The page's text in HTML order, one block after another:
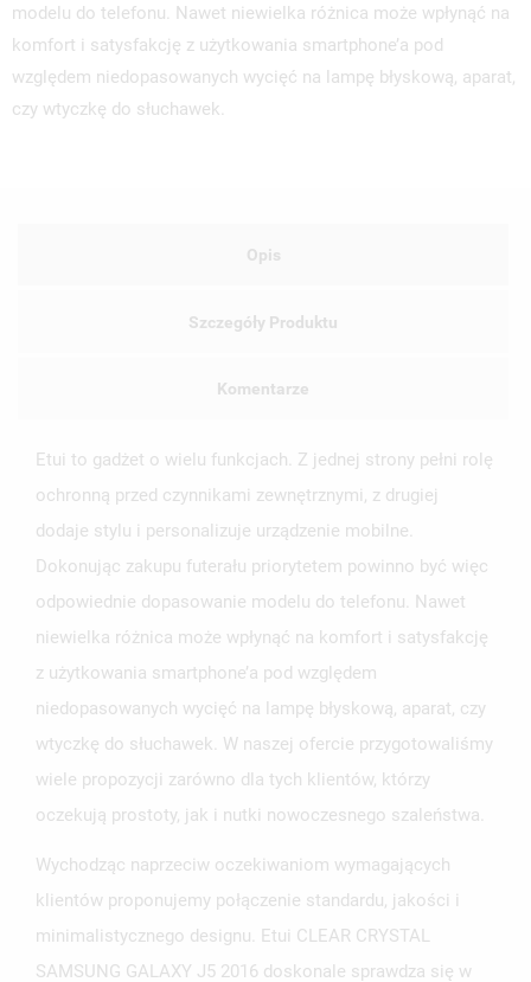
modelu do telefonu. Nawet niewielka różnica może wpłynąć na
komfort i satysfakcję z użytkowania smartphone’a pod
względem niedopasowanych wycięć na lampę błyskową, aparat,
czy wtyczkę do słuchawek.
Opis
Szczegóły Produktu
Komentarze
Etui to gadżet o wielu funkcjach. Z jednej strony pełni rolę
ochronną przed czynnikami zewnętrznymi, z drugiej
dodaje stylu i personalizuje urządzenie mobilne.
Dokonując zakupu futerału priorytetem powinno być więc
odpowiednie dopasowanie modelu do telefonu. Nawet
niewielka różnica może wpłynąć na komfort i satysfakcję
z użytkowania smartphone’a pod względem
niedopasowanych wycięć na lampę błyskową, aparat, czy
wtyczkę do słuchawek. W naszej ofercie przygotowaliśmy
wiele propozycji zarówno dla tych klientów, którzy
oczekują prostoty, jak i nutki nowoczesnego szaleństwa.
Wychodząc naprzeciw oczekiwaniom wymagających
klientów proponujemy połączenie standardu, jakości i
minimalistycznego designu. Etui CLEAR CRYSTAL
SAMSUNG GALAXY J5 2016 doskonale sprawdza się w